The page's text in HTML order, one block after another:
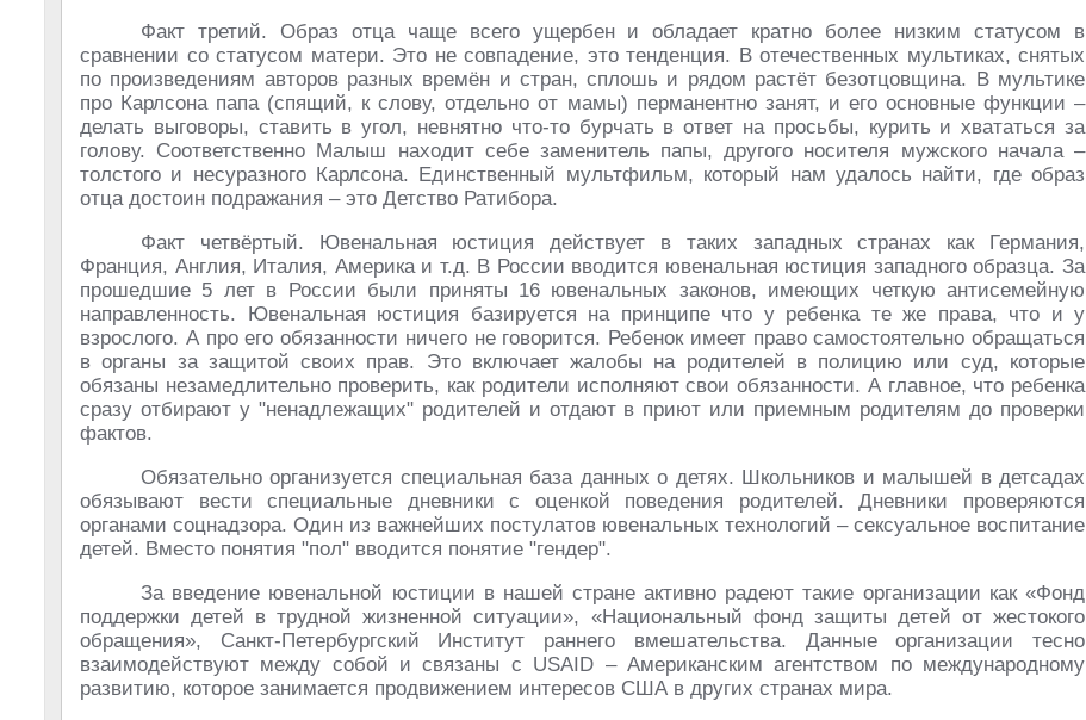
Факт третий. Образ отца чаще всего ущербен и обладает кратно более низким статусом в
сравнении со статусом матери. Это не совпадение, это тенденция. В отечественных мультиках, снятых
по произведениям авторов разных времён и стран, сплошь и рядом растёт безотцовщина. В мультике
про Карлсона папа (спящий, к слову, отдельно от мамы) перманентно занят, и его основные функции –
делать выговоры, ставить в угол, невнятно что-то бурчать в ответ на просьбы, курить и хвататься за
голову. Соответственно Малыш находит себе заменитель папы, другого носителя мужского начала –
толстого и несуразного Карлсона. Единственный мультфильм, который нам удалось найти, где образ
отца достоин подражания – это Детство Ратибора.
Факт четвёртый. Ювенальная юстиция действует в таких западных странах как Германия,
Франция, Англия, Италия, Америка и т.д. В России вводится ювенальная юстиция западного образца. За
прошедшие 5 лет в России были приняты 16 ювенальных законов, имеющих четкую антисемейную
направленность. Ювенальная юстиция базируется на принципе что у ребенка те же права, что и у
взрослого. А про его обязанности ничего не говорится. Ребенок имеет право самостоятельно обращаться
в органы за защитой своих прав. Это включает жалобы на родителей в полицию или суд, которые
обязаны незамедлительно проверить, как родители исполняют свои обязанности. А главное, что ребенка
сразу отбирают у "ненадлежащих" родителей и отдают в приют или приемным родителям до проверки
фактов.
Обязательно организуется специальная база данных о детях. Школьников и малышей в детсадах
обязывают вести специальные дневники с оценкой поведения родителей. Дневники проверяются
органами соцнадзора. Один из важнейших постулатов ювенальных технологий – сексуальное воспитание
детей. Вместо понятия "пол" вводится понятие "гендер".
За введение ювенальной юстиции в нашей стране активно радеют такие организации как «Фонд
поддержки детей в трудной жизненной ситуации», «Национальный фонд защиты детей от жестокого
обращения», Санкт-Петербургский Институт раннего вмешательства. Данные организации тесно
взаимодействуют между собой и связаны с USAID – Американским агентством по международному
развитию, которое занимается продвижением интересов США в других странах мира.